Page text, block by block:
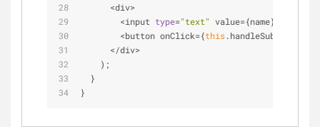
<div>
<input type="text" value={name} onChange
<button onClick={this.handleSubmit}
</div>
    );
  }
}